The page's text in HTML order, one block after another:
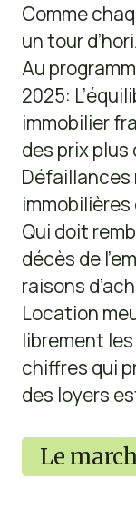
Comme
un tour
Au
2025:
immobilier
des prix
Défaillances
Qui doit
décès de
raisons
Location
librement
chiffres qui
des loyers
Le